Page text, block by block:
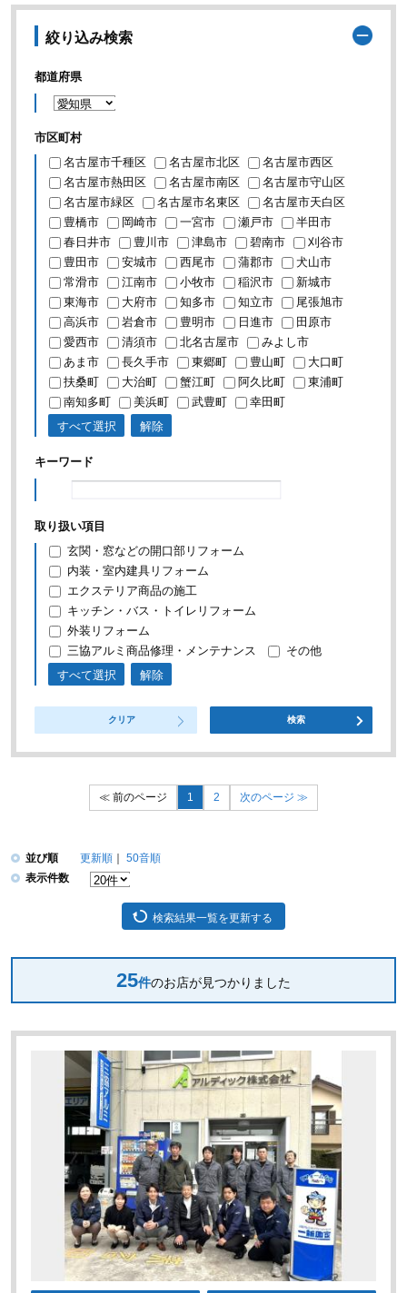
絞り込み検索
都道府県
市区町村
名古屋市千種区
名古屋市北区
名古屋市西区
名古屋市熱田区
名古屋市南区
名古屋市守山区
名古屋市緑区
名古屋市名東区
名古屋市天白区
豊橋市
岡崎市 一宮市 瀬戸市
半田市
春日井市
豊川市 津島市 碧南市
刈谷市
豊田市
安城市 西尾市 蒲郡市
犬山市
常滑市
江南市 小牧市 稲沢市
新城市
東海市
大府市 知多市 知立市
尾張旭市
高浜市
岩倉市 豊明市 日進市
田原市
愛西市
清須市 北名古屋市
みよし市
あま市
長久手市 東郷町 豊山町
大口町
扶桑町
大治町 蟹江町 阿久比町
東浦町
南知多町
美浜町 武豊町
幸田町
すべて選択
解除
キーワード
取り扱い項目
玄関・窓などの開口部リフォーム
内装・室内建具リフォーム
エクステリア商品の施工
キッチン・バス・トイレリフォーム
外装リフォーム
三協アルミ商品修理・メンテナンス
その他
すべて選択
解除
クリア 検索
前のページ 1 2 次のページ
並び順 更新順
50音順
表示件数
検索結果一覧を更新する
25件のお店が見つかりました